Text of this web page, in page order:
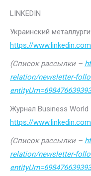
LINKEDIN
Украинский
https://
(Список рассылки –
relation/newsletter-
Журнал Business World
https://
(Список рассылки –
relation/newsletter-